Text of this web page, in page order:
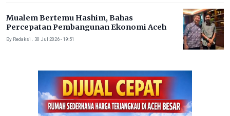
Mualem Bertemu Hashim, Bahas
Percepatan Pembangunan Ekonomi Aceh
By Redaksi . 30 Jul 2026 - 19:51